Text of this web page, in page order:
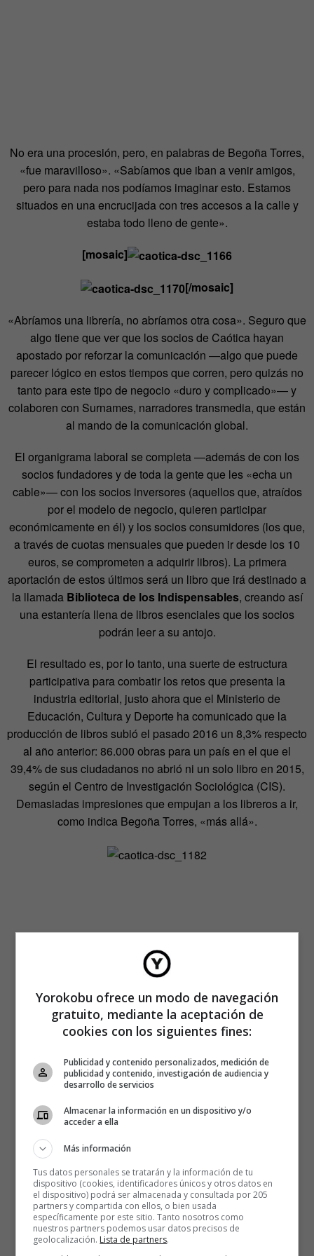
No era una procesión, pero, en palabras de Begoña Torres,
«fue maravilloso». «Sabíamos que iban a venir amigos,
pero para nada nos podíamos imaginar esto. Estamos
situados en una encrucijada con tres accesos a la calle y
estaba todo lleno de gente».
[mosaic]
[/mosaic]
«Abríamos una librería, no abríamos otra cosa». Seguro que
algo tiene que ver que los socios de Caótica hayan
apostado por reforzar la comunicación —algo que puede
parecer lógico en estos tiempos que corren, pero quizás no
tanto para este tipo de negocio «duro y complicado»— y
colaboren con Surnames, narradores transmedia, que están
al mando de la comunicación global.
El organigrama laboral se completa —además de con los
socios fundadores y de toda la gente que les «echa un
cable»— con los socios inversores (aquellos que, atraídos
por el modelo de negocio, quieren participar
económicamente en él) y los socios consumidores (los que,
a través de cuotas mensuales que pueden ir desde los 10
euros, se comprometen a adquirir libros). La primera
aportación de estos últimos será un libro que irá destinado a
la llamada Biblioteca de los Indispensables, creando así
una estantería llena de libros esenciales que los socios
podrán leer a su antojo.
El resultado es, por lo tanto, una suerte de estructura
participativa para combatir los retos que presenta la
industria editorial, justo ahora que el Ministerio de
Educación, Cultura y Deporte ha comunicado que la
producción de libros subió el pasado 2016 un 8,3% respecto
al año anterior: 86.000 obras para un país en el que el
39,4% de sus ciudadanos no abrió ni un solo libro en 2015,
según el Centro de Investigación Sociológica (CIS).
Demasiadas impresiones que empujan a los libreros a ir,
como indica Begoña Torres, «más allá».
Yorokobu ofrece un modo de navegación
gratuito, mediante la aceptación de
cookies con los siguientes fines:
Publicidad y contenido personalizados, medición de
publicidad y contenido, investigación de audiencia y
desarrollo de servicios
Almacenar la información en un dispositivo y/o
acceder a ella
Más información
Tus datos personales se tratarán y la información de tu
dispositivo (cookies, identificadores únicos y otros datos en
el dispositivo) podrá ser almacenada y consultada por 205
partners y compartida con ellos, o bien usada
específicamente por este sitio. Tanto nosotros como
nuestros partners podemos usar datos precisos de
geolocalización. Lista de partners.